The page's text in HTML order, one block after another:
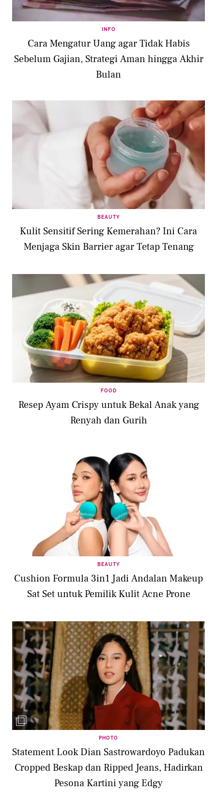
INFO
Cara Mengatur Uang agar Tidak Habis
Sebelum Gajian, Strategi Aman hingga Akhir
Bulan
BEAUTY
Kulit Sensitif Sering Kemerahan? Ini Cara
Menjaga Skin Barrier agar Tetap Tenang
FOOD
Resep Ayam Crispy untuk Bekal Anak yang
Renyah dan Gurih
BEAUTY
Cushion Formula 3in1 Jadi Andalan Makeup
Sat Set untuk Pemilik Kulit Acne Prone
PHOTO
Statement Look Dian Sastrowardoyo Padukan
Cropped Beskap dan Ripped Jeans, Hadirkan
Pesona Kartini yang Edgy